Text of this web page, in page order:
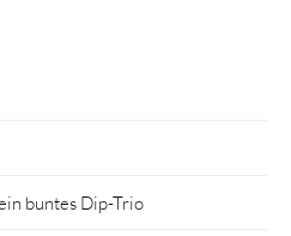
buntes Dip-Trio